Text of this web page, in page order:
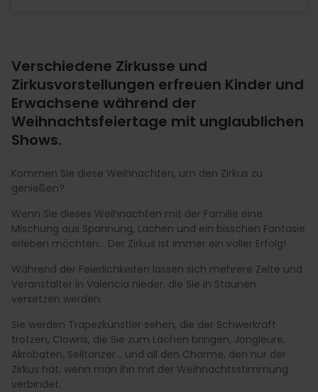
Verschiedene Zirkusse und
Zirkusvorstellungen erfreuen Kinder und
Erwachsene während der
Weihnachtsfeiertage mit unglaublichen
Shows.
Kommen Sie diese Weihnachten, um den Zirkus zu
genießen?
Wenn Sie dieses Weihnachten mit der Familie eine
Mischung aus Spannung, Lachen und ein bisschen Fantasie
erleben möchten... Der Zirkus ist immer ein voller Erfolg!
Während der Feierlichkeiten lassen sich mehrere Zelte und
Veranstalter in Valencia nieder, die Sie in Staunen
versetzen werden.
Sie werden Trapezkünstler sehen, die der Schwerkraft
trotzen, Clowns, die Sie zum Lachen bringen, Jongleure,
Akrobaten, Seiltänzer... und all den Charme, den nur der
Zirkus hat, wenn man ihn mit der Weihnachtsstimmung
verbindet.